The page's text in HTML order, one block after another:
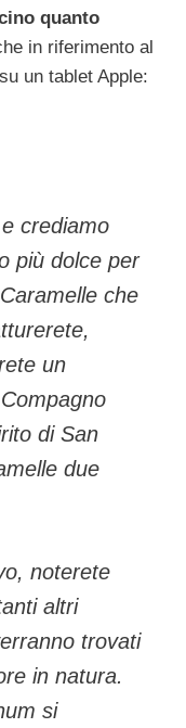
quanto
in riferimento al
un tablet Apple:
crediamo
più dolce per
che
un
di San
due
noterete
altri
trovati
in natura.
si